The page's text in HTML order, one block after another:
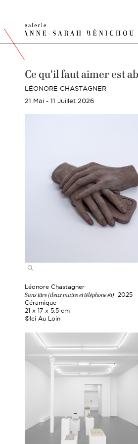
Ce qu'il faut aimer est
LÉONORE CHASTAGNER
21 Mai - 11 Juillet 2026
Léonore Chastagner
Sans titre (deux mains et téléphone #1), 2025
Céramique
21 x 17 x 5,5 cm
©Ici Au Loin